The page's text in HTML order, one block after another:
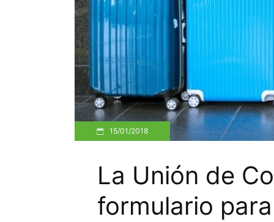
15/01/2018
La Unión de
formulario